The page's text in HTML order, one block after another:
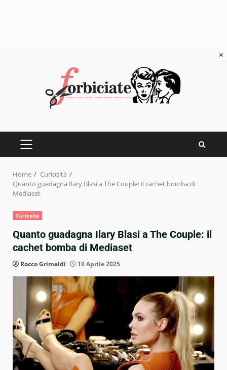
PRIMARY
Home
Curiosità
Quanto guadagna Ilary Blasi a The Couple: il cachet bomba di
Mediaset
Curiosità
Quanto guadagna Ilary Blasi a The Couple: il
cachet bomba di Mediaset
Rocco Grimaldi 10 Aprile 2025
×